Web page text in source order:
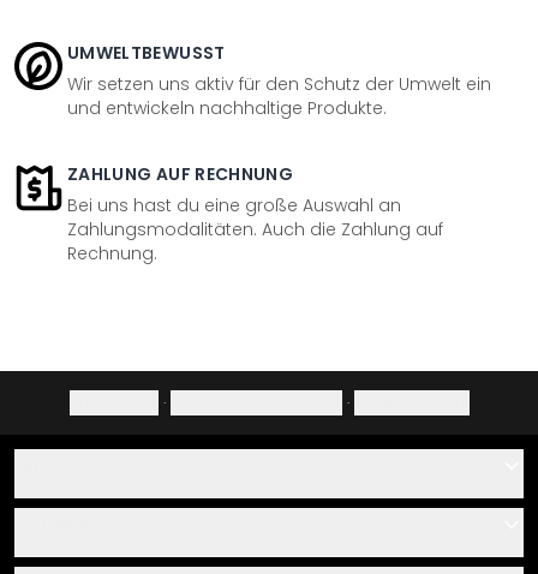
UMWELTBEWUSST
Wir setzen uns aktiv für den Schutz der Umwelt ein
und entwickeln nachhaltige Produkte.
ZAHLUNG AUF RECHNUNG
Bei uns hast du eine große Auswahl an
Zahlungsmodalitäten. Auch die Zahlung auf
Rechnung.
· ·
Über uns